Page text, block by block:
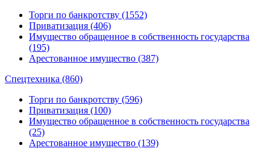
Торги по банкротству (1552)
Приватизация (406)
Имущество обращенное в собственность государства
(195)
Арестованное имущество (387)
Спецтехника (860)
Торги по банкротству (596)
Приватизация (100)
Имущество обращенное в собственность государства
(25)
Арестованное имущество (139)